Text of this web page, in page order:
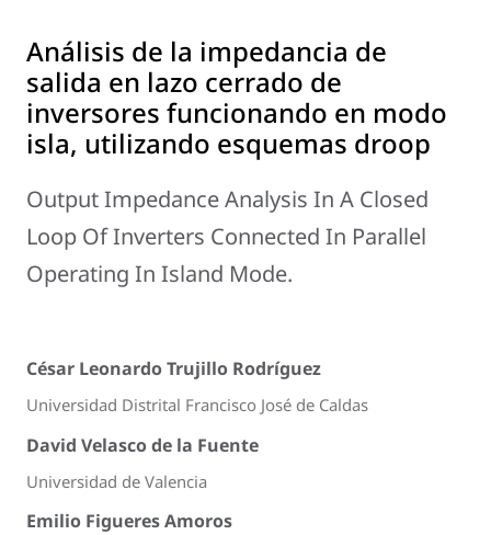
Análisis de la impedancia de
salida en lazo cerrado de
inversores funcionando en modo
isla, utilizando esquemas droop
Output Impedance Analysis In A Closed
Loop Of Inverters Connected In Parallel
Operating In Island Mode.
César Leonardo Trujillo Rodríguez
Universidad Distrital Francisco José de Caldas
David Velasco de la Fuente
Universidad de Valencia
Emilio Figueres Amoros